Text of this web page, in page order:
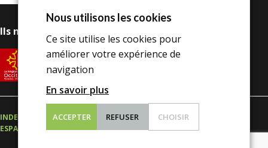
Ils nous soutiennent
INDEX DE L’ÉGALITÉ PROFESSIONNELLE
ESPACE CONSEIL D’ADMINISTRATION
LinkedIn
POLITIQUE DE
CONFIDENTIALITÉ
Nous utilisons les cookies
Ce site utilise les cookies pour
améliorer votre expérience de
navigation
En savoir plus
ACCEPTER REFUSER CHOISIR